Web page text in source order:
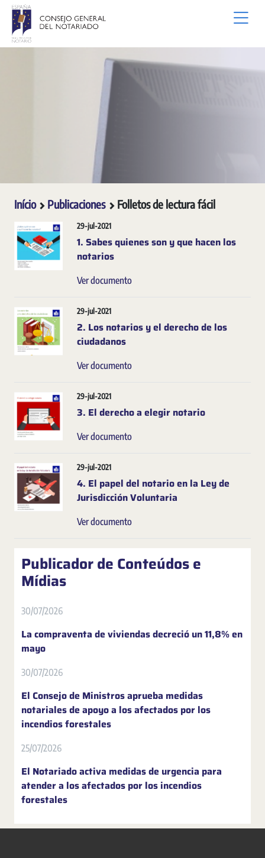
Pular para o Conteúdo principal
Início Publicaciones Folletos de lectura fácil
29-jul-2021
1. Sabes quienes son y que hacen los
notarios
Ver documento
29-jul-2021
2. Los notarios y el derecho de los
ciudadanos
Ver documento
29-jul-2021
3. El derecho a elegir notario
Ver documento
29-jul-2021
4. El papel del notario en la Ley de
Jurisdicción Voluntaria
Ver documento
Publicador de Conteúdos e
Mídias
30/07/2026
La compraventa de viviendas decreció un 11,8% en
mayo
30/07/2026
El Consejo de Ministros aprueba medidas
notariales de apoyo a los afectados por los
incendios forestales
25/07/2026
El Notariado activa medidas de urgencia para
atender a los afectados por los incendios
forestales